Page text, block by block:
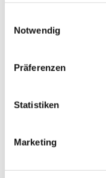
Notwendig
Präferenzen
Statistiken
Marketing